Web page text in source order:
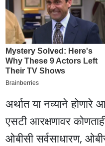
अर्थात या नव्याने
एसटी आरक्षणावर
ओबीसी सर्वसाधारण,